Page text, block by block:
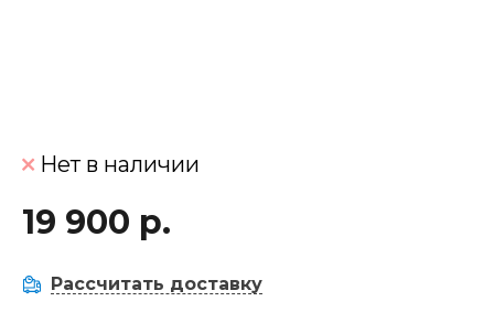
Нет в наличии
19 900 р.
Рассчитать доставку